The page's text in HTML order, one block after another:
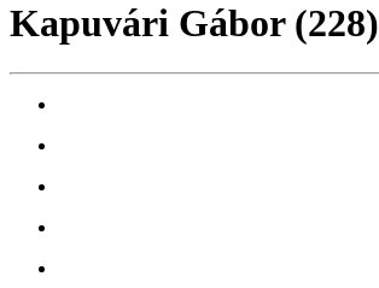
Kapuvári Gábor (228)